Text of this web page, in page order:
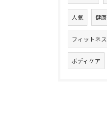
人気 健康
フィットネス
ボディケア